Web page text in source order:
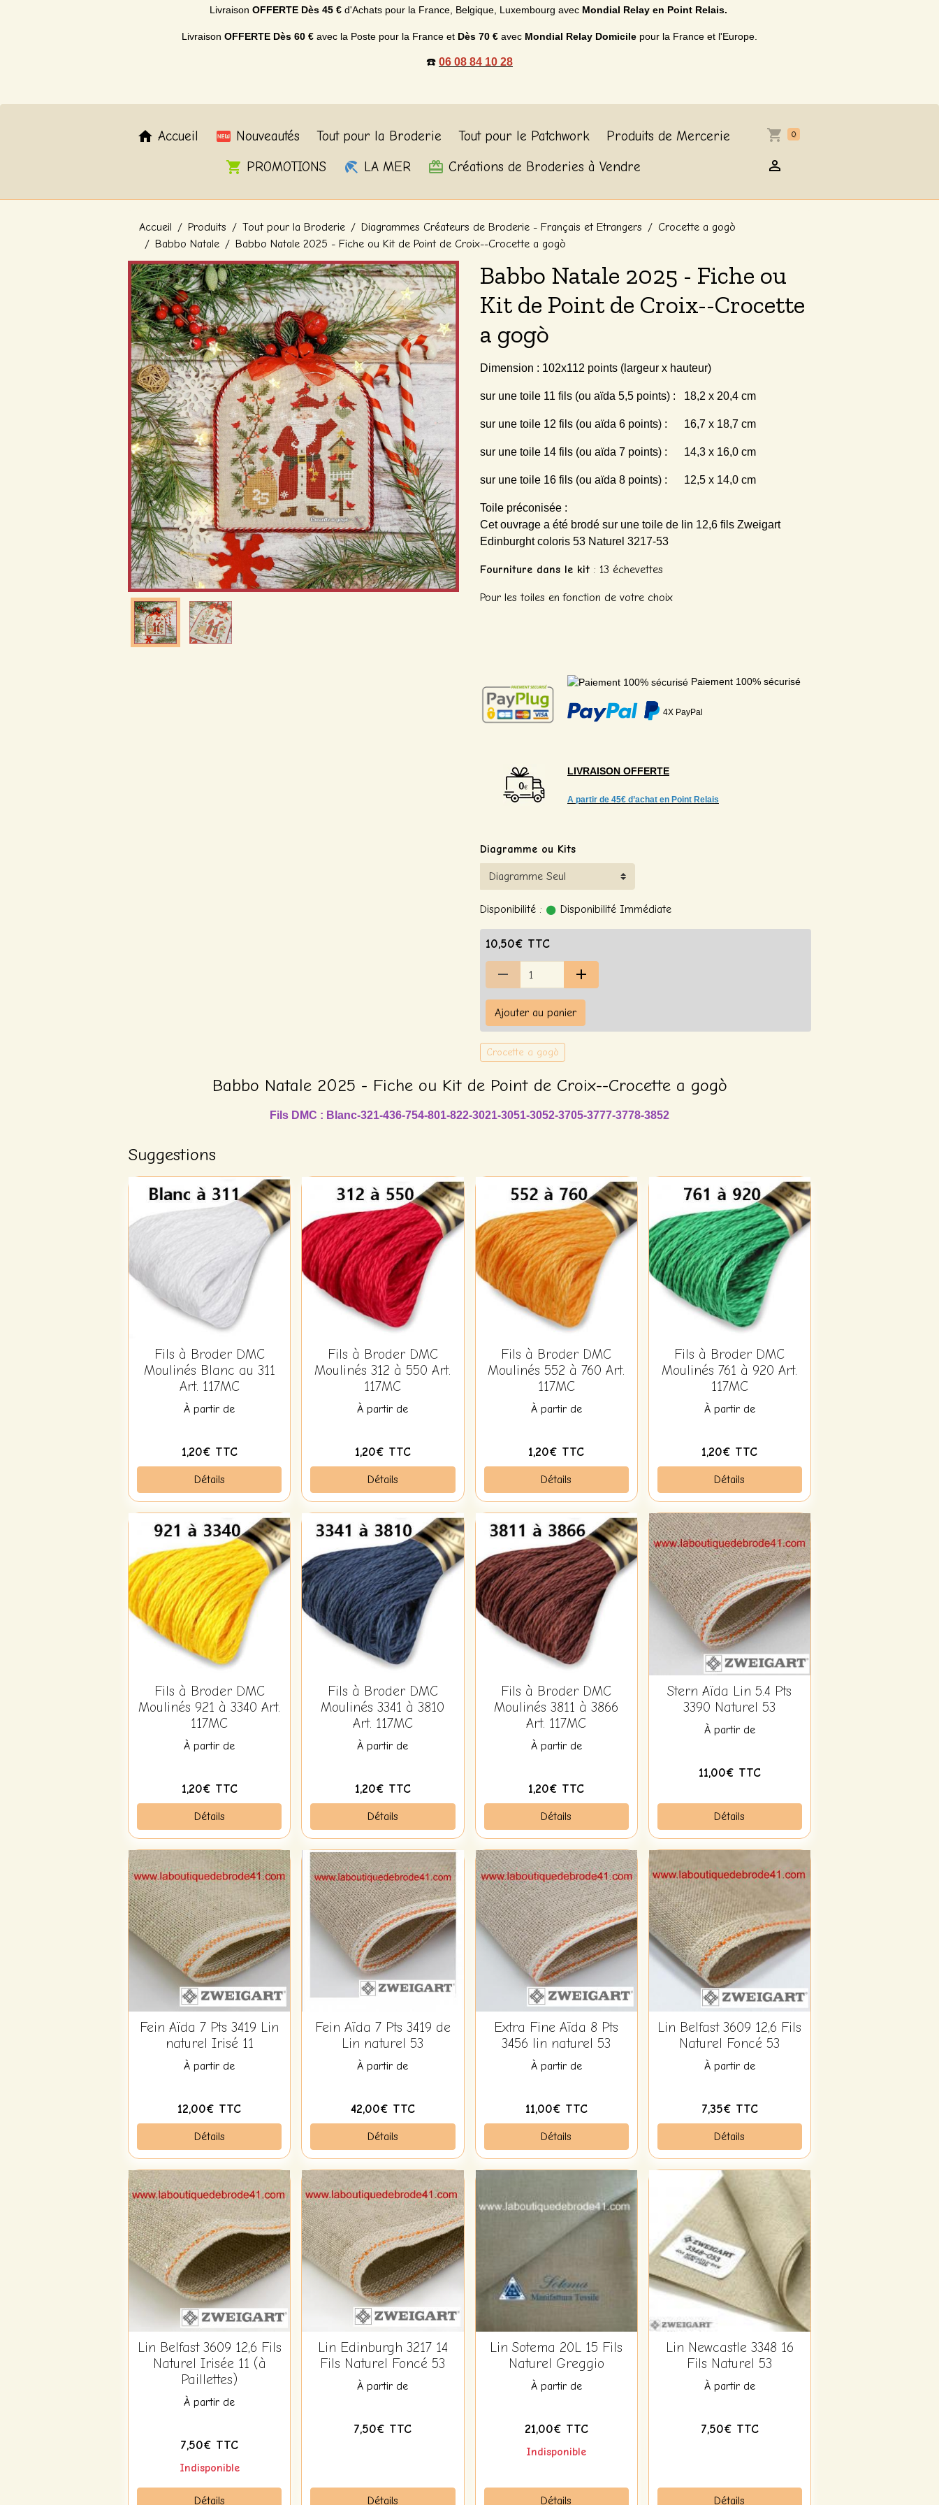
Livraison OFFERTE Dès 45 €d'Achats pour la France, Belgique, Luxembourg avec Mondial Relay en Point Relais.
Livraison OFFERTE Dès 60 € avec la Poste pour la France et Dès 70 € avec Mondial Relay Domicile pour la France et l'Europe.
☎️ 06 08 84 10 28
Accueil Nouveautés Tout pour la Broderie Tout pour le Patchwork
Produits de Mercerie
PROMOTIONS
LA MER Créations de Broderies à Vendre
0
Accueil Produits Tout pour la Broderie Diagrammes Créateurs de Broderie - Français et Etrangers
Crocette a gogò
Babbo Natale
Babbo Natale 2025 - Fiche ou Kit de Point de Croix--Crocette a gogò
Babbo Natale 2025 - Fiche ou
Kit de Point de Croix--Crocette
a gogò
Dimension : 102x112 points (largeur x hauteur)
sur une toile 11 fils (ou aïda 5,5 points) : 18,2 x 20,4 cm
sur une toile 12 fils (ou aïda 6 points) : 16,7 x 18,7 cm
sur une toile 14 fils (ou aïda 7 points) : 14,3 x 16,0 cm
sur une toile 16 fils (ou aïda 8 points) : 12,5 x 14,0 cm
Toile préconisée :
Cet ouvrage a été brodé sur une toile de lin 12,6 fils Zweigart
Edinburght coloris 53 Naturel 3217-53
Fourniture dans le kit : 13 échevettes
Pour les toiles en fonction de votre choix
Paiement 100% sécurisé
4X PayPal
LIVRAISON OFFERTE
A partir de 45€ d’achat en Point Relais
Diagramme ou Kits
Disponibilité : Disponibilité Immédiate
10,50€ TTC
Ajouter au panier
Crocette a gogò
Babbo Natale 2025 - Fiche ou Kit de Point de Croix--Crocette a gogò
Fils DMC : Blanc-321-436-754-801-822-3021-3051-3052-3705-3777-3778-3852
Suggestions
Fils à Broder DMC
Moulinés Blanc au 311
Art. 117MC
À partir de
1,20€ TTC
Détails
Fils à Broder DMC
Moulinés 312 à 550 Art.
117MC
À partir de
1,20€ TTC
Détails
Fils à Broder DMC
Moulinés 552 à 760 Art.
117MC
À partir de
1,20€ TTC
Détails
Fils à Broder DMC
Moulinés 761 à 920 Art.
117MC
À partir de
1,20€ TTC
Détails
Fils à Broder DMC
Moulinés 921 à 3340 Art.
117MC
À partir de
1,20€ TTC
Détails
Fils à Broder DMC
Moulinés 3341 à 3810
Art. 117MC
À partir de
1,20€ TTC
Détails
Fils à Broder DMC
Moulinés 3811 à 3866
Art. 117MC
À partir de
1,20€ TTC
Détails
Stern Aïda Lin 5.4 Pts
3390 Naturel 53
À partir de
11,00€ TTC
Détails
Fein Aïda 7 Pts 3419 Lin
naturel Irisé 11
À partir de
12,00€ TTC
Détails
Fein Aïda 7 Pts 3419 de
Lin naturel 53
À partir de
42,00€ TTC
Détails
Extra Fine Aïda 8 Pts
3456 lin naturel 53
À partir de
11,00€ TTC
Détails
Lin Belfast 3609 12,6 Fils
Naturel Foncé 53
À partir de
7,35€ TTC
Détails
Lin Belfast 3609 12,6 Fils
Naturel Irisée 11 (à
Paillettes)
À partir de
7,50€ TTC
Indisponible
Détails
Lin Edinburgh 3217 14
Fils Naturel Foncé 53
À partir de
7,50€ TTC
Détails
Lin Sotema 20L 15 Fils
Naturel Greggio
À partir de
21,00€ TTC
Indisponible
Détails
Lin Newcastle 3348 16
Fils Naturel 53
À partir de
7,50€ TTC
Détails